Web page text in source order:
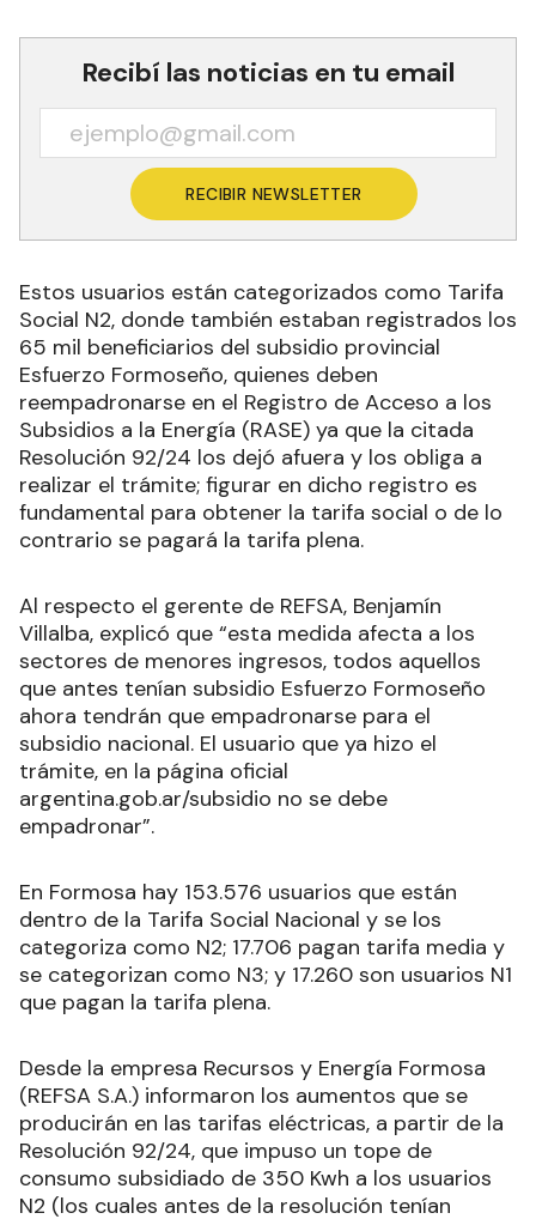
Recibí las noticias en tu email
RECIBIR NEWSLETTER
Estos usuarios están categorizados como Tarifa
Social N2, donde también estaban registrados los
65 mil beneficiarios del subsidio provincial
Esfuerzo Formoseño, quienes deben
reempadronarse en el Registro de Acceso a los
Subsidios a la Energía (RASE) ya que la citada
Resolución 92/24 los dejó afuera y los obliga a
realizar el trámite; figurar en dicho registro es
fundamental para obtener la tarifa social o de lo
contrario se pagará la tarifa plena.
Al respecto el gerente de REFSA, Benjamín
Villalba, explicó que “esta medida afecta a los
sectores de menores ingresos, todos aquellos
que antes tenían subsidio Esfuerzo Formoseño
ahora tendrán que empadronarse para el
subsidio nacional. El usuario que ya hizo el
trámite, en la página oficial
argentina.gob.ar/subsidio no se debe
empadronar”.
En Formosa hay 153.576 usuarios que están
dentro de la Tarifa Social Nacional y se los
categoriza como N2; 17.706 pagan tarifa media y
se categorizan como N3; y 17.260 son usuarios N1
que pagan la tarifa plena.
Desde la empresa Recursos y Energía Formosa
(REFSA S.A.) informaron los aumentos que se
producirán en las tarifas eléctricas, a partir de la
Resolución 92/24, que impuso un tope de
consumo subsidiado de 350 Kwh a los usuarios
N2 (los cuales antes de la resolución tenían